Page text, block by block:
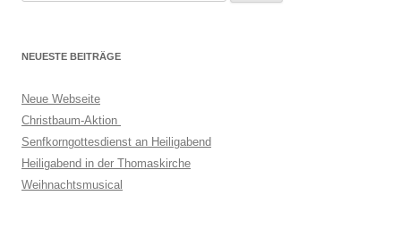
NEUESTE BEITRÄGE
Neue Webseite
Christbaum-Aktion
Senfkorngottesdienst an Heiligabend
Heiligabend in der Thomaskirche
Weihnachtsmusical